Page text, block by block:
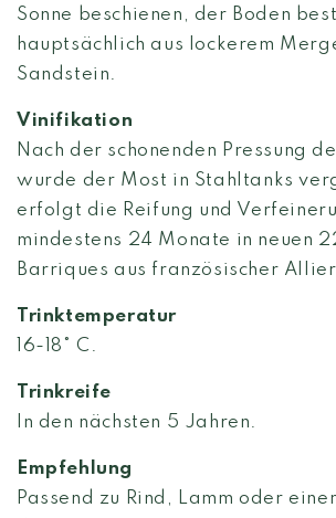
Sonne beschienen, der Boden
hauptsächlich aus lockerem
Sandstein.
Vinifikation
Nach der schonenden Pressung
wurde der Most in Stahltanks
erfolgt die Reifung und
mindestens 24 Monate in neuen
Barriques aus französischer
Trinktemperatur
16-18° C.
Trinkreife
In den nächsten 5 Jahren.
Empfehlung
Passend zu Rind, Lamm oder